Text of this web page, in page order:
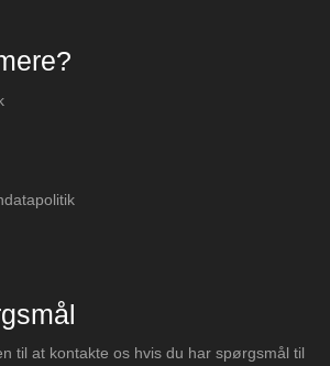
til at kontakte os hvis du har spørgsmål til